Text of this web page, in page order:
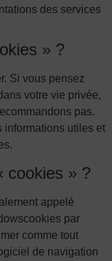
des services
» ?
Si vous pensez
votre vie privée,
pas.
informations utiles et
cookies » ?
appelé
par
comme tout
de navigation